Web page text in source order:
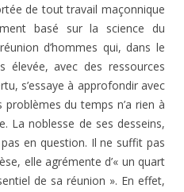
de tout travail maçon­nique
basé sur la science du
d’hommes qui, dans le
élevée, avec des res­sources
s’essaye à appro­fondir avec
du temps n’a rien à
La nobles­se de ses desseins,
en question. Il ne suffit pas
elle agrémente d’« un quart
de sa réunion ». En effet,